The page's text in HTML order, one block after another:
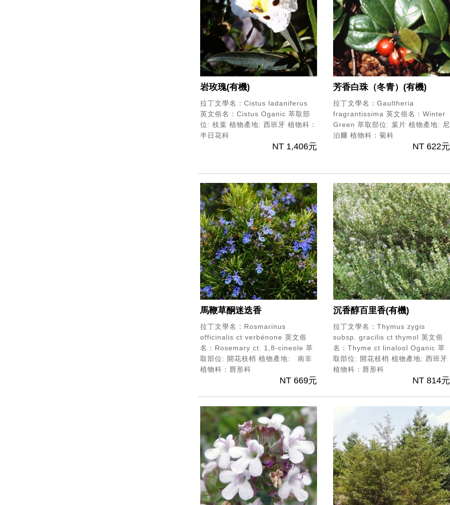
岩玫瑰(有機)
拉丁文學名：Cistus ladaniferus
英文俗名：Cistus Oganic 萃取部
位: 枝葉 植物產地: 西班牙 植物科：
半日花科
NT 1,406元
芳香白珠（冬青）(有機)
拉丁文學名：Gaultheria
fragrantissima 英文俗名：Winter
Green 萃取部位: 葉片 植物產地: 尼
泊爾 植物科：菊科
NT 622元
馬鞭草酮迷迭香
拉丁文學名：Rosmarinus
officinalis ct verbénone 英文俗
名：Rosemary ct. 1,8-cineole 萃
取部位: 開花枝梢 植物產地: 南非
植物科：唇形科
NT 669元
沉香醇百里香(有機)
拉丁文學名：Thymus zygis
subsp. gracilis ct thymol 英文俗
名：Thyme ct linalool Oganic 萃
取部位: 開花枝梢 植物產地: 西班牙
植物科：唇形科
NT 814元